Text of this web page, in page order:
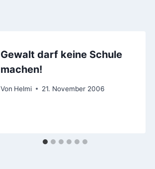
Gewalt darf keine Schule
machen!
Von Helmi 21. November 2006